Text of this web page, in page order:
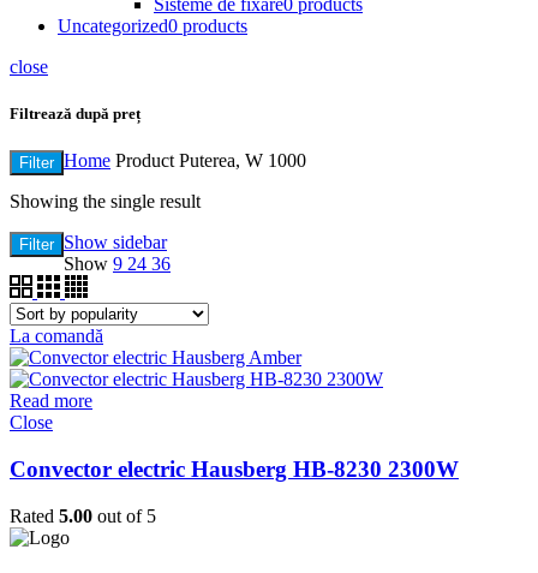
Uncategorized0 products
close
Filtrează după preț
Filter Home Product Puterea, W 1000
Showing the single result
Filter Show sidebar
Show 9 24 36
La comandă
Read more
Close
Convector electric Hausberg HB-8230 2300W
Rated 5.00 out of 5